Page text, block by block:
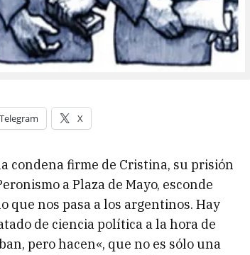
Telegram X
condena firme de Cristina, su prisión
a Plaza de Mayo, esconde
que nos pasa a los argentinos. Hay
de ciencia política a la hora de
pero hacen«, que no es sólo una